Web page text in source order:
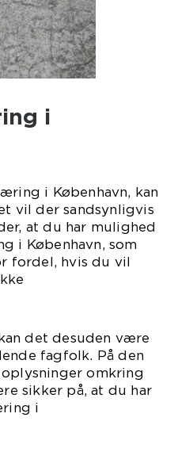
i
i København, kan
vil der sandsynligvis
at du har mulighed
i København, som
fordel, hvis du vil
det desuden være
fagfolk. På den
omkring
sikker på, at du har
i